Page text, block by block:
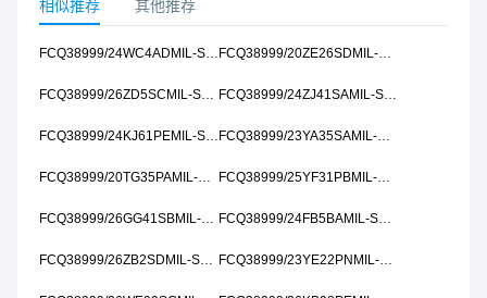
相似推荐 其他推荐